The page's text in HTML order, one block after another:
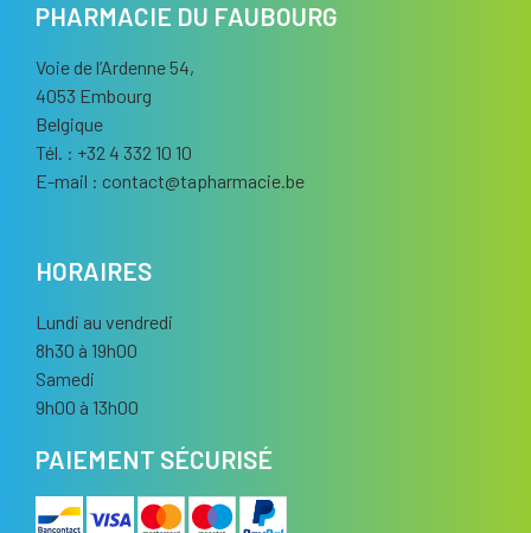
PHARMACIE DU FAUBOURG
Voie de l’Ardenne 54,
4053 Embourg
Belgique
Tél. : +32 4 332 10 10
E-mail : contact@tapharmacie.be
HORAIRES
Lundi au vendredi
8h30 à 19h00
Samedi
9h00 à 13h00
PAIEMENT SÉCURISÉ